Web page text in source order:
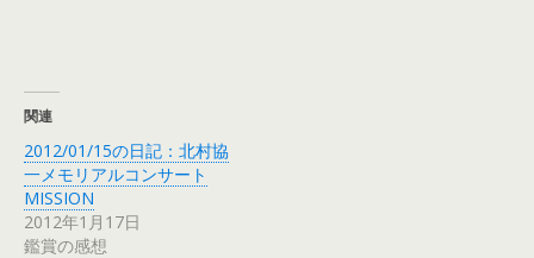
関連
2012/01/15の日記：北村協
一メモリアルコンサート
MISSION
2012年1月17日
鑑賞の感想